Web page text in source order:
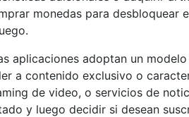
monedas para desbloquear
aplicaciones adoptan un
a contenido exclusivo o
de video, o servicios de
y luego decidir si desean